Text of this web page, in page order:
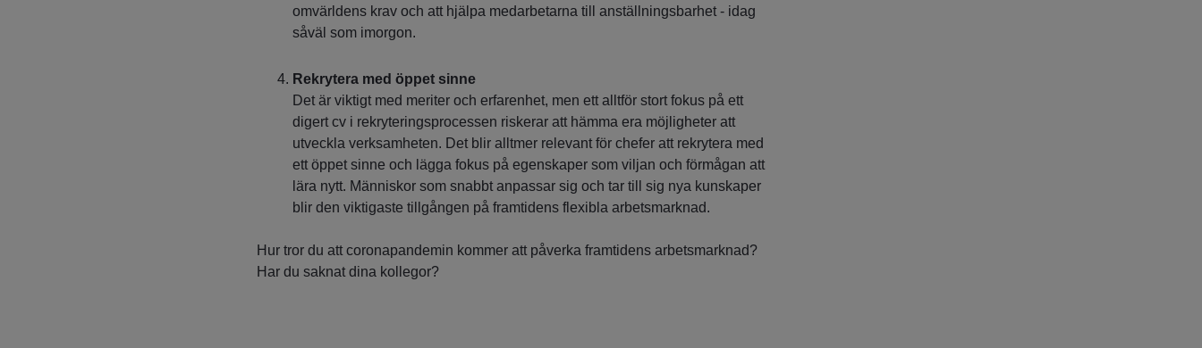
omvärldens krav och att hjälpa medarbetarna till anställningsbarhet - idag
såväl som imorgon.
Rekrytera med öppet sinne
Det är viktigt med meriter och erfarenhet, men ett alltför stort fokus på ett
digert cv i rekryteringsprocessen riskerar att hämma era möjligheter att
utveckla verksamheten. Det blir alltmer relevant för chefer att rekrytera med
ett öppet sinne och lägga fokus på egenskaper som viljan och förmågan att
lära nytt. Människor som snabbt anpassar sig och tar till sig nya kunskaper
blir den viktigaste tillgången på framtidens flexibla arbetsmarknad.
Hur tror du att coronapandemin kommer att påverka framtidens arbetsmarknad?
Har du saknat dina kollegor?